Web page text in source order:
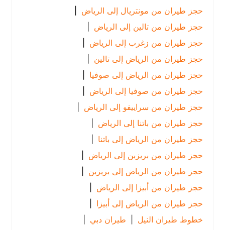
حجز طيران من مونتريال إلى الرياض
|
حجز طيران من تالين إلى الرياض
|
حجز طيران من زغرب إلى الرياض
|
حجز طيران من الرياض إلى تالين
|
حجز طيران من الرياض إلى صوفيا
|
حجز طيران من صوفيا إلى الرياض
|
حجز طيران من سراييفو إلى الرياض
|
حجز طيران من باتنا إلى الرياض
|
حجز طيران من الرياض إلى باتنا |
حجز طيران من بريزبن إلى الرياض
|
حجز طيران من الرياض إلى بريزبن |
حجز طيران من أبيزا إلى الرياض
|
حجز طيران من الرياض إلى أبيزا
خطوط طيران النيل | طيران دبي |